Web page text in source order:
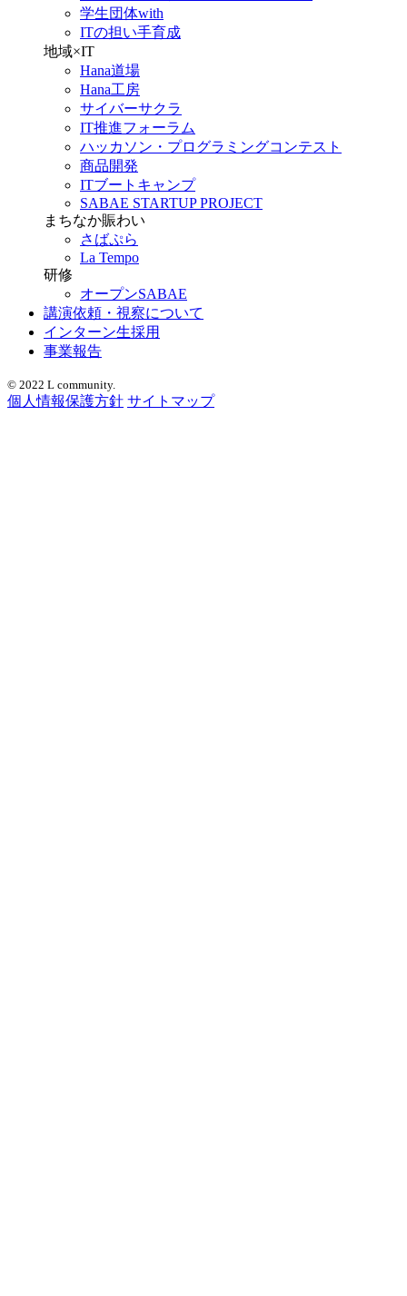
学生団体with
ITの担い手育成
地域×IT
Hana道場
Hana工房
サイバーサクラ
IT推進フォーラム
ハッカソン・プログラミングコンテスト
商品開発
ITブートキャンプ
SABAE STARTUP PROJECT
まちなか賑わい
さばぷら
La Tempo
研修
オープンSABAE
講演依頼・視察について
インターン生採用
事業報告
© 2022 L community.
個人情報保護方針 サイトマップ